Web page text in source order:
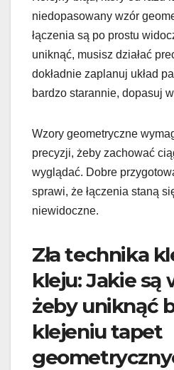
niedopasowany wzór
łączenia są po prostu
uniknąć, musisz działać
dokładnie zaplanuj układ
bardzo starannie, dopasuj
Wzory geometryczne
precyzji, żeby zachować
wyglądać. Dobre
sprawi, że łączenia staną
niewidoczne.
Zła technika
kleju: Jakie są
żeby uniknąć
klejeniu tapet